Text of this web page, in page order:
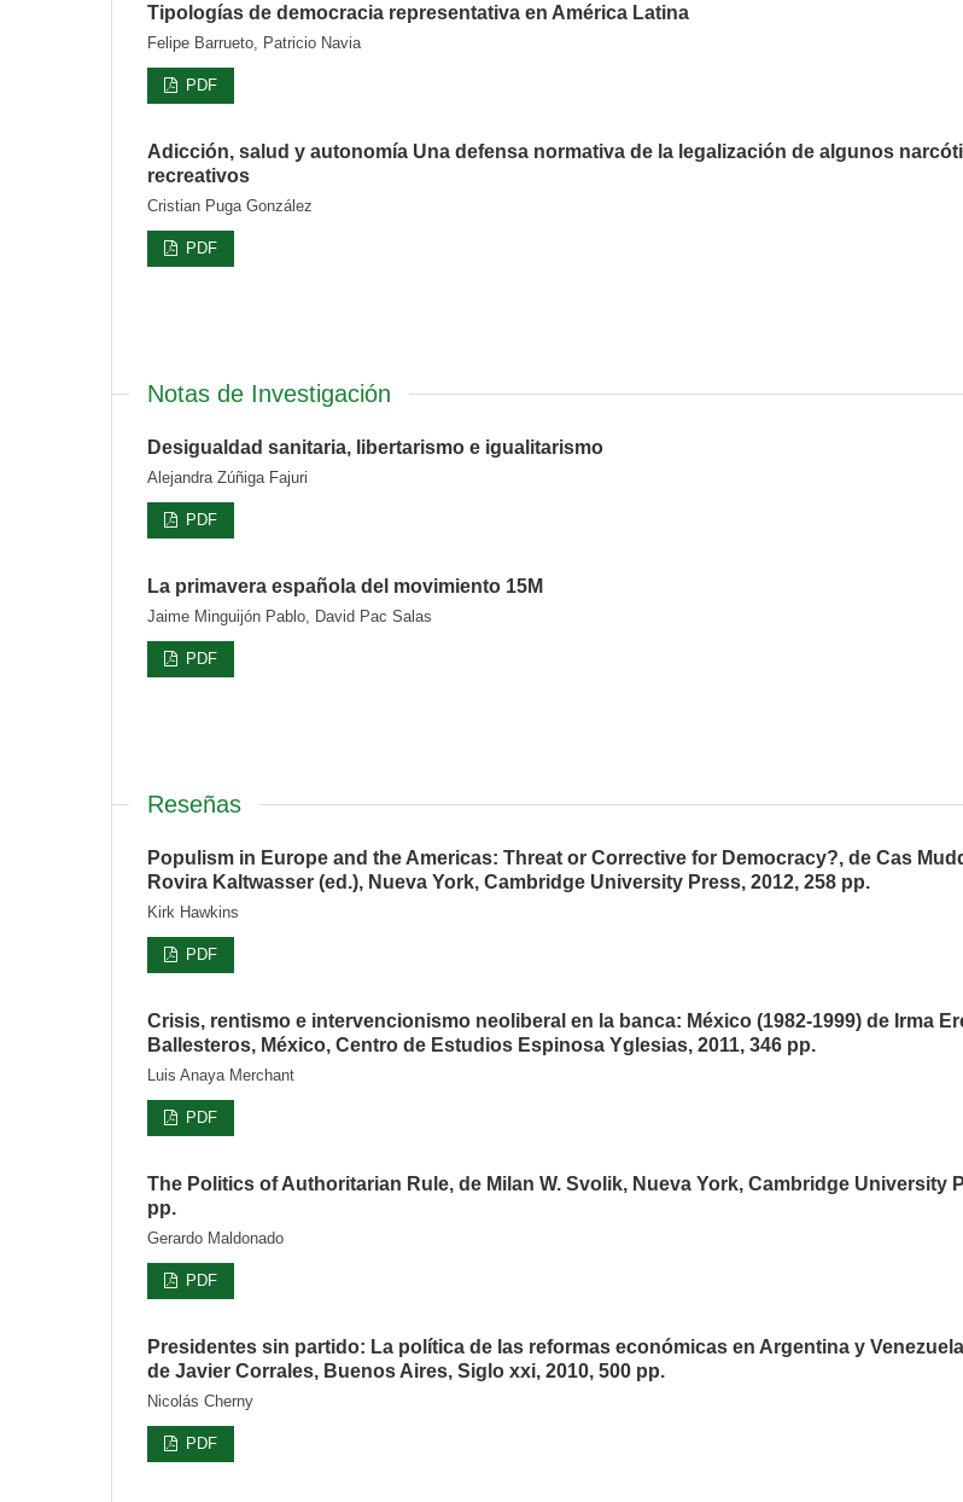
Tipologías de democracia representativa en América Latina
Felipe Barrueto, Patricio Navia
PDF
Adicción, salud y autonomía Una defensa normativa de la legalización de algunos
recreativos
Cristian Puga González
PDF
Notas de Investigación
Desigualdad sanitaria, libertarismo e igualitarismo
Alejandra Zúñiga Fajuri
PDF
La primavera española del movimiento 15M
Jaime Minguijón Pablo, David Pac Salas
PDF
Reseñas
Populism in Europe and the Americas: Threat or Corrective for Democracy?, de Cas
Rovira Kaltwasser (ed.), Nueva York, Cambridge University Press, 2012, 258 pp.
Kirk Hawkins
PDF
Crisis, rentismo e intervencionismo neoliberal en la banca: México (1982-1999) de Irma
Ballesteros, México, Centro de Estudios Espinosa Yglesias, 2011, 346 pp.
Luis Anaya Merchant
PDF
The Politics of Authoritarian Rule, de Milan W. Svolik, Nueva York, Cambridge University
pp.
Gerardo Maldonado
PDF
Presidentes sin partido: La política de las reformas económicas en Argentina y
de Javier Corrales, Buenos Aires, Siglo xxi, 2010, 500 pp.
Nicolás Cherny
PDF